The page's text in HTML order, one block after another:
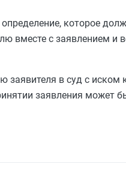
которое
вместе с заявлением
заявителя в суд с иском
заявления может